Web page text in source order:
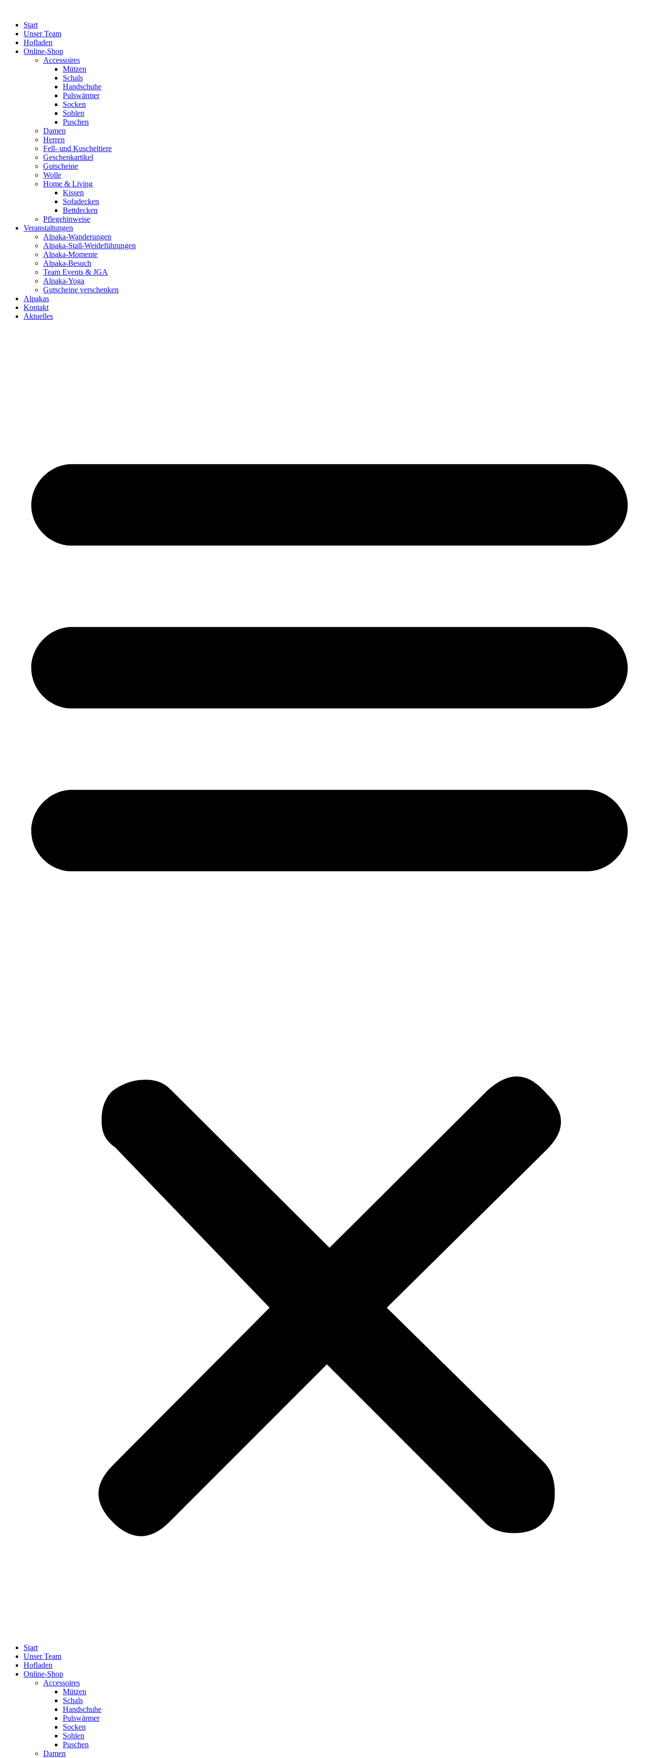
springenStart
Unser Team
Hofladen
Online-Shop
Accessoires
Mützen
Schals
Handschuhe
Pulswärmer
Socken
Sohlen
Puschen
Damen
Herren
Fell- und Kuscheltiere
Geschenkartikel
Gutscheine
Wolle
Home & Living
Kissen
Sofadecken
Bettdecken
Pflegehinweise
Veranstaltungen
Alpaka-Wanderungen
Alpaka-Stall-Weideführungen
Alpaka-Momente
Alpaka-Besuch
Team Events & JGA
Alpaka-Yoga
Gutscheine verschenken
Alpakas
Kontakt
Aktuelles
Start
Unser Team
Hofladen
Online-Shop
Accessoires
Mützen
Schals
Handschuhe
Pulswärmer
Socken
Sohlen
Puschen
Damen